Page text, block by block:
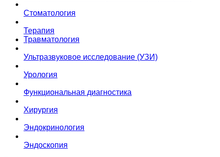
Стоматология
Терапия
Травматология
Ультразвуковое исследование (УЗИ)
Урология
Функциональная диагностика
Хирургия
Эндокринология
Эндоскопия